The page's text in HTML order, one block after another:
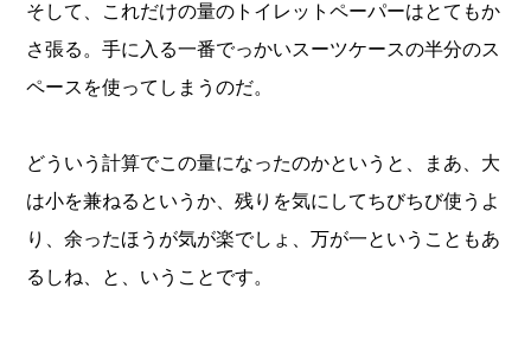
そして、これだけの量のトイレットペーパーはとてもか
さ張る。手に入る一番でっかいスーツケースの半分のス
ペースを使ってしまうのだ。
どういう計算でこの量になったのかというと、まあ、大
は小を兼ねるというか、残りを気にしてちびちび使うよ
り、余ったほうが気が楽でしょ、万が一ということもあ
るしね、と、いうことです。